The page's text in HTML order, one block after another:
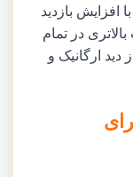
افزایش بازدید
در تمام
ارگانیک و